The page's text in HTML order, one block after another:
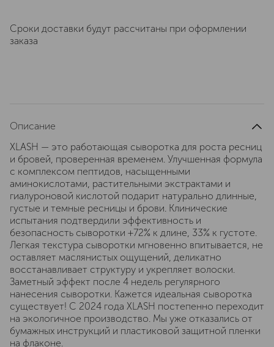
Сроки доставки будут рассчитаны при оформлении
заказа
Описание
XLASH — это работающая сыворотка для роста ресниц
и бровей, проверенная временем. Улучшенная формула
с комплексом пептидов, насыщенными
аминокислотами, растительными экстрактами и
гиалуроновой кислотой подарит натурально длинные,
густые и темные ресницы и брови. Клинические
испытания подтвердили эффективность и
безопасность сыворотки +72% к длине, 33% к густоте.
Легкая текстура сыворотки мгновенно впитывается, не
оставляет маслянистых ощущений, деликатно
восстанавливает структуру и укрепляет волоски.
Заметный эффект после 4 недель регулярного
нанесения сыворотки. Кажется идеальная сыворотка
существует! С 2024 года XLASH постепенно переходит
на экологичное производство. Мы уже отказались от
бумажных инструкций и пластиковой защитной пленки
на флаконе.